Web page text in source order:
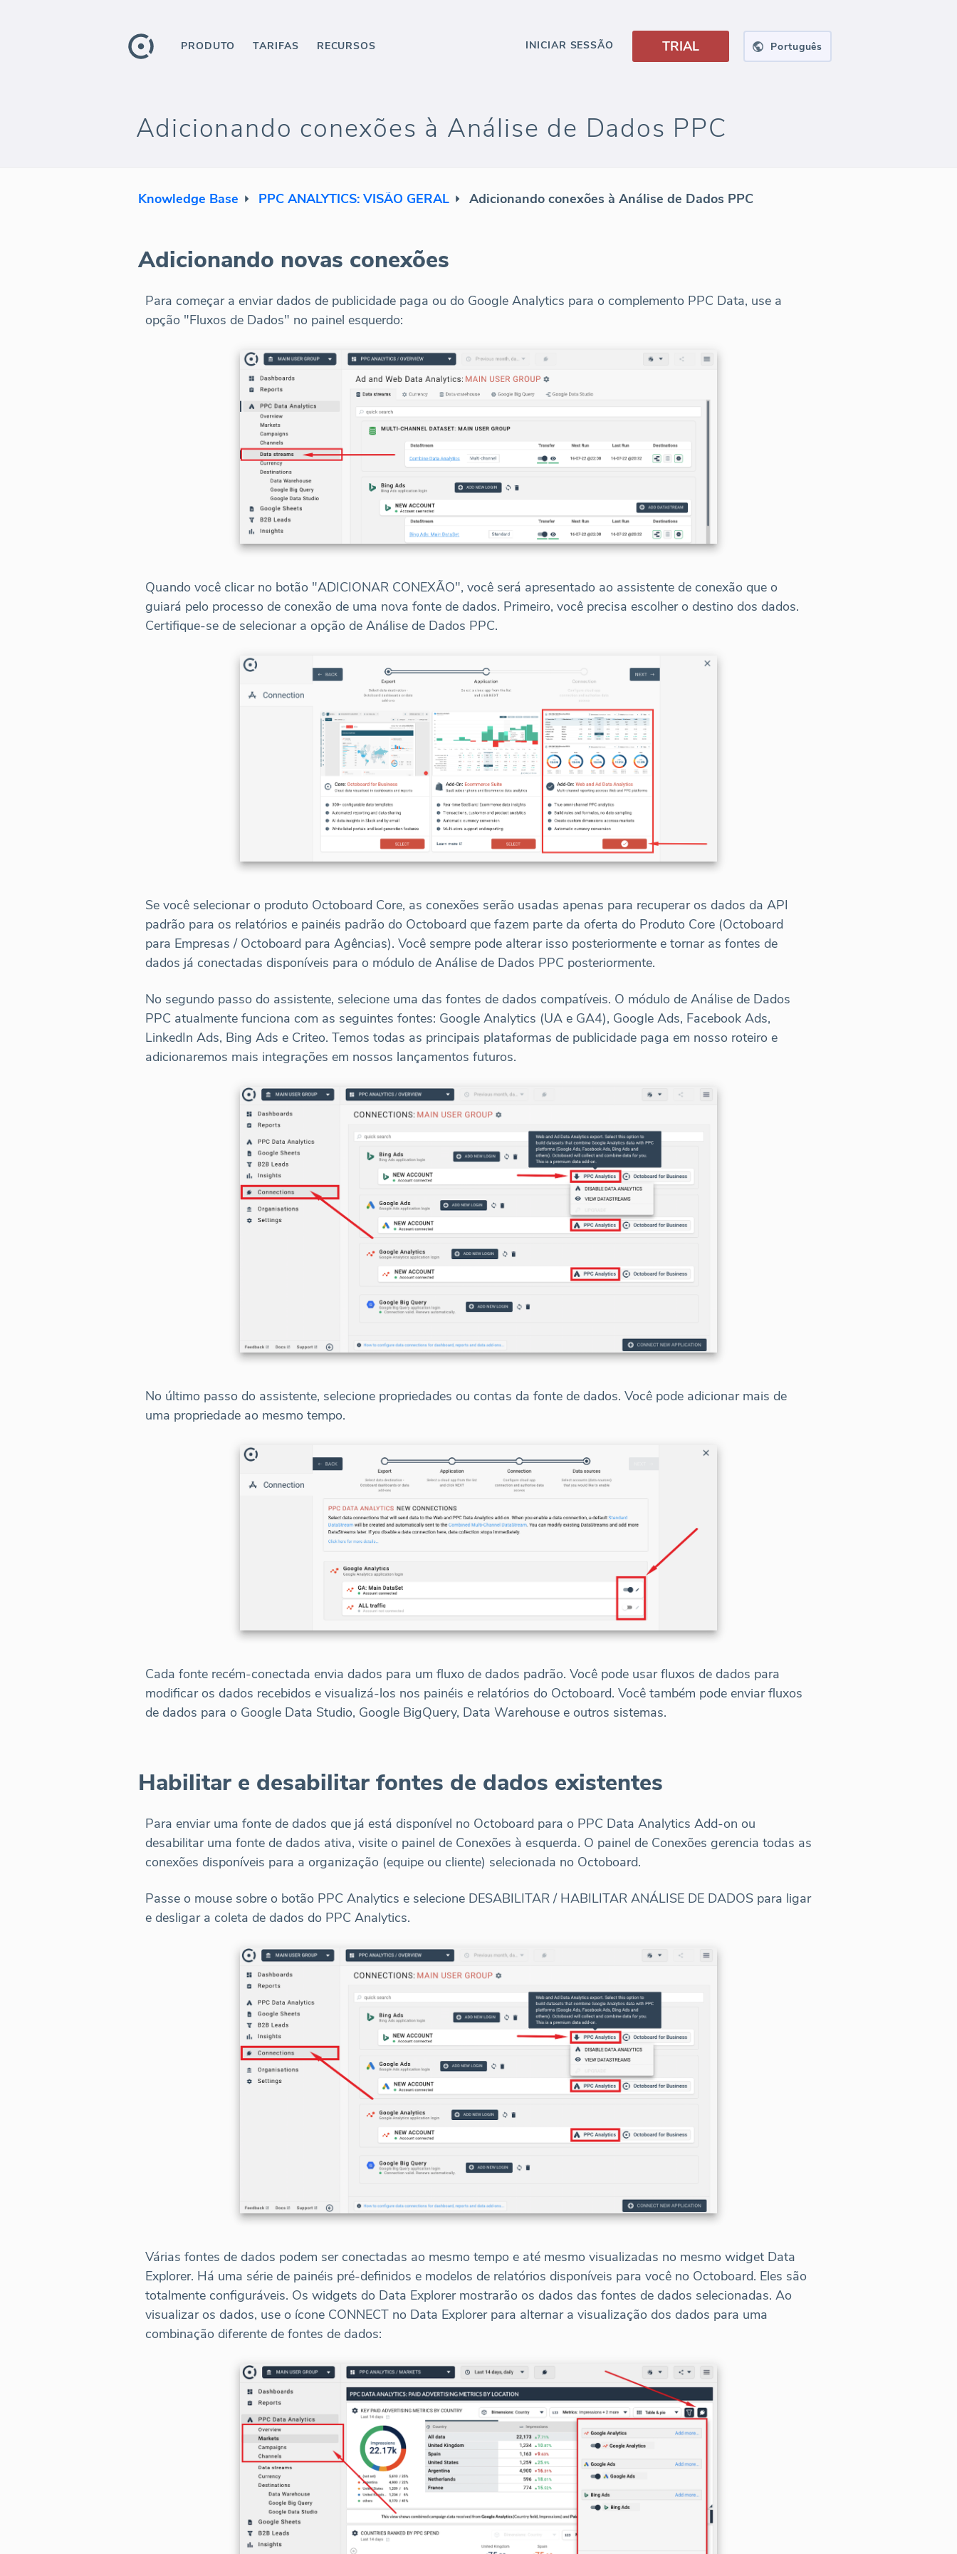
PRODUTO TARIFAS RECURSOS INICIAR SESSÃO TRIAL Português
Adicionando conexões à Análise de Dados PPC
Knowledge Base PPC ANALYTICS: VISÃO GERAL Adicionando conexões à Análise de Dados PPC
Adicionando novas conexões
Para começar a enviar dados de publicidade paga ou do Google Analytics para o complemento PPC Data, use a
opção "Fluxos de Dados" no painel esquerdo:
Quando você clicar no botão "ADICIONAR CONEXÃO", você será apresentado ao assistente de conexão que o
guiará pelo processo de conexão de uma nova fonte de dados. Primeiro, você precisa escolher o destino dos dados.
Certifique-se de selecionar a opção de Análise de Dados PPC.
Se você selecionar o produto Octoboard Core, as conexões serão usadas apenas para recuperar os dados da API
padrão para os relatórios e painéis padrão do Octoboard que fazem parte da oferta do Produto Core (Octoboard
para Empresas / Octoboard para Agências). Você sempre pode alterar isso posteriormente e tornar as fontes de
dados já conectadas disponíveis para o módulo de Análise de Dados PPC posteriormente.
No segundo passo do assistente, selecione uma das fontes de dados compatíveis. O módulo de Análise de Dados
PPC atualmente funciona com as seguintes fontes: Google Analytics (UA e GA4), Google Ads, Facebook Ads,
LinkedIn Ads, Bing Ads e Criteo. Temos todas as principais plataformas de publicidade paga em nosso roteiro e
adicionaremos mais integrações em nossos lançamentos futuros.
No último passo do assistente, selecione propriedades ou contas da fonte de dados. Você pode adicionar mais de
uma propriedade ao mesmo tempo.
Cada fonte recém-conectada envia dados para um fluxo de dados padrão. Você pode usar fluxos de dados para
modificar os dados recebidos e visualizá-los nos painéis e relatórios do Octoboard. Você também pode enviar fluxos
de dados para o Google Data Studio, Google BigQuery, Data Warehouse e outros sistemas.
Habilitar e desabilitar fontes de dados existentes
Para enviar uma fonte de dados que já está disponível no Octoboard para o PPC Data Analytics Add-on ou
desabilitar uma fonte de dados ativa, visite o painel de Conexões à esquerda. O painel de Conexões gerencia todas as
conexões disponíveis para a organização (equipe ou cliente) selecionada no Octoboard.
Passe o mouse sobre o botão PPC Analytics e selecione DESABILITAR / HABILITAR ANÁLISE DE DADOS para ligar
e desligar a coleta de dados do PPC Analytics.
Várias fontes de dados podem ser conectadas ao mesmo tempo e até mesmo visualizadas no mesmo widget Data
Explorer. Há uma série de painéis pré-definidos e modelos de relatórios disponíveis para você no Octoboard. Eles são
totalmente configuráveis. Os widgets do Data Explorer mostrarão os dados das fontes de dados selecionadas. Ao
visualizar os dados, use o ícone CONNECT no Data Explorer para alternar a visualização dos dados para uma
combinação diferente de fontes de dados: